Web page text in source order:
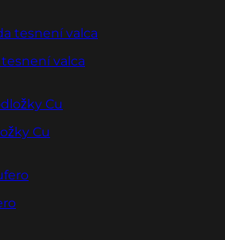
tesnení valca
Cu